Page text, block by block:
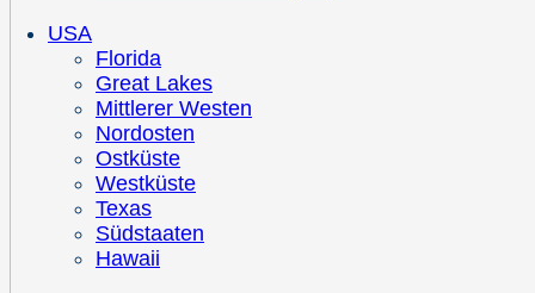
USA
Florida
Great Lakes
Mittlerer Westen
Nordosten
Ostküste
Westküste
Texas
Südstaaten
Hawaii